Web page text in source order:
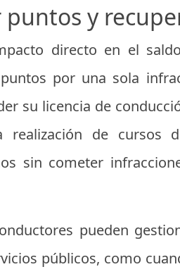
y
directo en el
por una sola
su licencia de
de cursos
sin cometer
pueden
públicos, como